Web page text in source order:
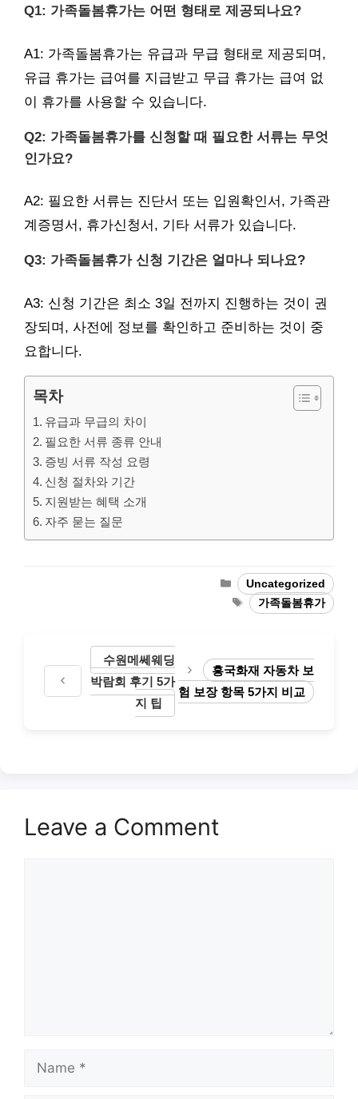
Q1: 가족돌봄휴가는 어떤 형태로 제공되나요?
A1: 가족돌봄휴가는 유급과 무급 형태로 제공되며,
유급 휴가는 급여를 지급받고 무급 휴가는 급여 없
이 휴가를 사용할 수 있습니다.
Q2: 가족돌봄휴가를 신청할 때 필요한 서류는 무엇
인가요?
A2: 필요한 서류는 진단서 또는 입원확인서, 가족관
계증명서, 휴가신청서, 기타 서류가 있습니다.
Q3: 가족돌봄휴가 신청 기간은 얼마나 되나요?
A3: 신청 기간은 최소 3일 전까지 진행하는 것이 권
장되며, 사전에 정보를 확인하고 준비하는 것이 중
요합니다.
목차
유급과 무급의 차이
필요한 서류 종류 안내
증빙 서류 작성 요령
신청 절차와 기간
지원받는 혜택 소개
자주 묻는 질문
Categories
Uncategorized
Tags
가족돌봄휴가
수원메쎄웨딩
박람회 후기 5가
지 팁
흥국화재 자동차 보
험 보장 항목 5가지 비교
Leave a Comment